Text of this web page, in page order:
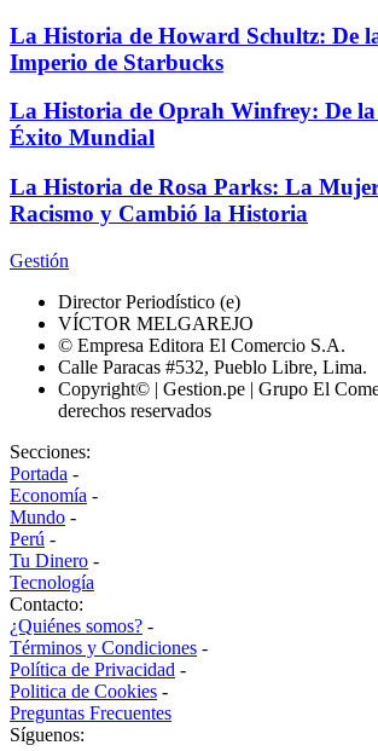
La Historia de Howard Schultz: De
Imperio de Starbucks
La Historia de Oprah Winfrey: De
Éxito Mundial
La Historia de Rosa Parks: La
Racismo y Cambió la Historia
Gestión
Director Periodístico (e)
VÍCTOR MELGAREJO
© Empresa Editora El Comercio S.A.
Calle Paracas #532, Pueblo Libre, Lima.
Copyright© | Gestion.pe | Grupo El
derechos reservados
Secciones:
Portada -
Economía -
Mundo -
Perú -
Tu Dinero -
Tecnología
Contacto:
¿Quiénes somos? -
Términos y Condiciones -
Política de Privacidad -
Politica de Cookies -
Preguntas Frecuentes
Síguenos: